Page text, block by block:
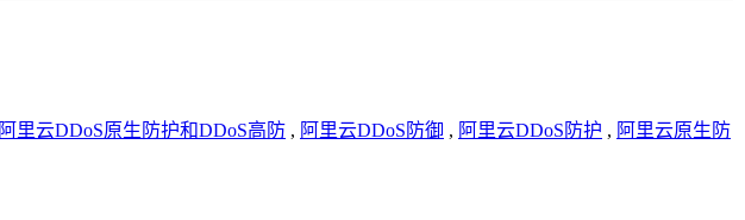
阿里云DDoS原生防护和DDoS高防 , 阿里云DDoS防御 , 阿里云DDoS防护 , 阿里云原生防